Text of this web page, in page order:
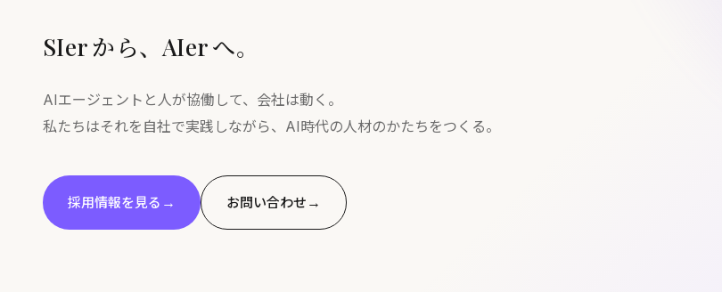
SIer から、AIer へ。
AIエージェントと人が協働して、会社は動く。
私たちはそれを自社で実践しながら、AI時代の人材のかたちをつくる。
採用情報を見る → お問い合わせ →